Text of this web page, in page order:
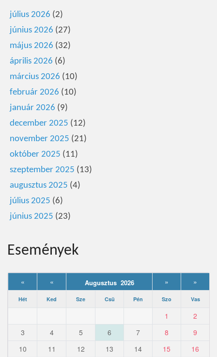
július 2026 (2)
június 2026 (27)
május 2026 (32)
április 2026 (6)
március 2026 (10)
február 2026 (10)
január 2026 (9)
december 2025 (12)
november 2025 (21)
október 2025 (11)
szeptember 2025 (13)
augusztus 2025 (4)
július 2025 (6)
június 2025 (23)
Események
« « Augusztus 2026 » »
Hét Ked Sze Csü Pén Szo Vas
1
2
3
4 5 6 7 8
9
10
11 12 13 14 15
16